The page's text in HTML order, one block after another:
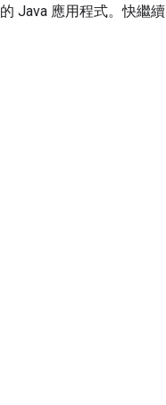
Java 應用程式。快繼續